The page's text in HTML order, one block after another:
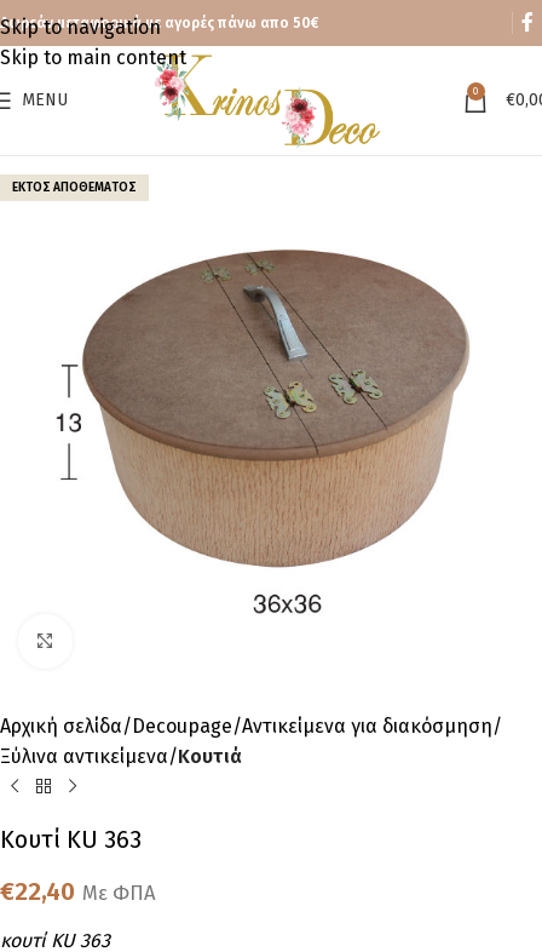
Skip to navigation
Skip to main content
Δωρεάν μεταφορικά με αγορές πάνω απο 50€
MENU 0 €
ΕΚΤΌΣ ΑΠΟΘΈΜΑΤΟΣ
Αρχική σελίδα Decoupage Αντικείμενα για διακόσμηση
Ξύλινα αντικείμενα Κουτιά
Kουτί KU 363
€22,40 Με ΦΠΑ
κουτί KU 363